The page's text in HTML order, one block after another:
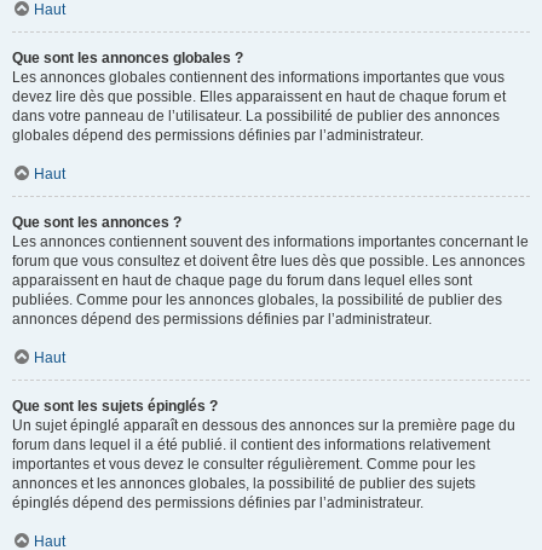
Haut
Que sont les annonces globales ?
Les annonces globales contiennent des informations importantes que vous
devez lire dès que possible. Elles apparaissent en haut de chaque forum et
dans votre panneau de l’utilisateur. La possibilité de publier des annonces
globales dépend des permissions définies par l’administrateur.
Haut
Que sont les annonces ?
Les annonces contiennent souvent des informations importantes concernant le
forum que vous consultez et doivent être lues dès que possible. Les annonces
apparaissent en haut de chaque page du forum dans lequel elles sont
publiées. Comme pour les annonces globales, la possibilité de publier des
annonces dépend des permissions définies par l’administrateur.
Haut
Que sont les sujets épinglés ?
Un sujet épinglé apparaît en dessous des annonces sur la première page du
forum dans lequel il a été publié. il contient des informations relativement
importantes et vous devez le consulter régulièrement. Comme pour les
annonces et les annonces globales, la possibilité de publier des sujets
épinglés dépend des permissions définies par l’administrateur.
Haut